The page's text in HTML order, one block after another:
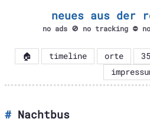
neues aus der
no ads 🚫 no tracking ⛔
🏠 timeline orte
Nachtbus